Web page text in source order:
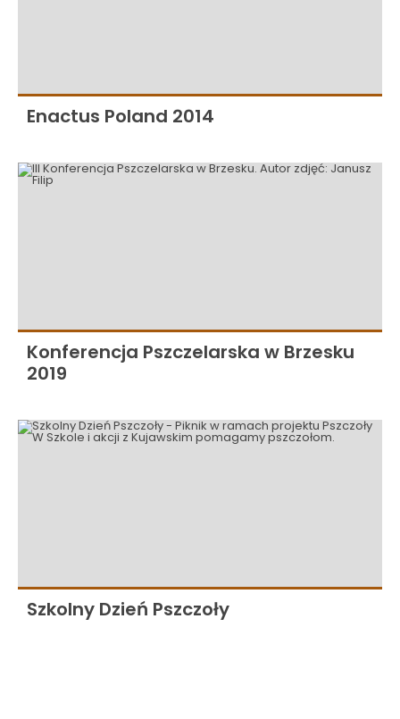
Enactus Poland 2014
Konferencja Pszczelarska w Brzesku
2019
Szkolny Dzień Pszczoły